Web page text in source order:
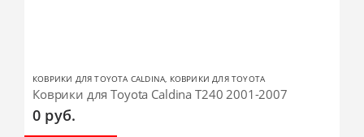
КОВРИКИ ДЛЯ TOYOTA CALDINA, КОВРИКИ ДЛЯ TOYOTA
Коврики для Toyota Caldina T240 2001-2007
0 руб.